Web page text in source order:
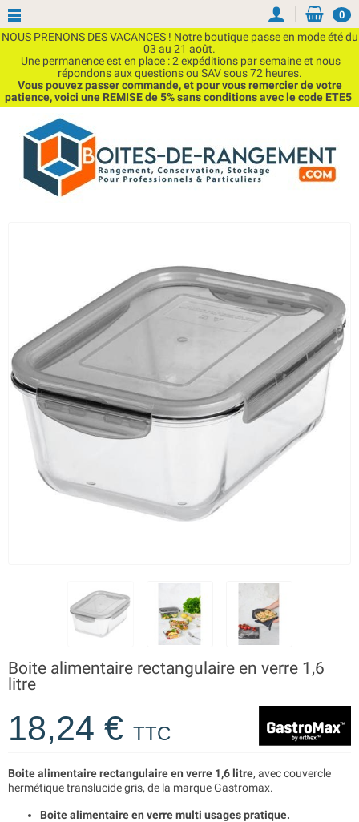
NOUS PRENONS DES VACANCES ! Notre boutique passe en mode été du
03 au 21 août.
Une permanence est en place : 2 expéditions par semaine et nous
répondons aux questions ou SAV sous 72 heures.
Vous pouvez passer commande, et pour vous remercier de votre
patience, voici une REMISE de 5% sans conditions avec le code ETE5
0
Boite alimentaire rectangulaire en verre 1,6
litre
18,24 € TTC
Boite alimentaire rectangulaire en verre 1,6 litre, avec couvercle
hermétique translucide gris, de la marque Gastromax.
Boite alimentaire en verre multi usages pratique.